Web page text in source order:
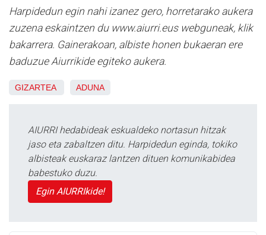
Harpidedun egin nahi izanez gero, horretarako aukera
zuzena eskaintzen du www.aiurri.eus webguneak, klik
bakarrera. Gainerakoan, albiste honen bukaeran ere
baduzue Aiurrikide egiteko aukera.
GIZARTEA ADUNA
AIURRI hedabideak eskualdeko nortasun hitzak
jaso eta zabaltzen ditu. Harpidedun eginda, tokiko
albisteak euskaraz lantzen dituen komunikabidea
babestuko duzu.
Egin AIURRIkide!